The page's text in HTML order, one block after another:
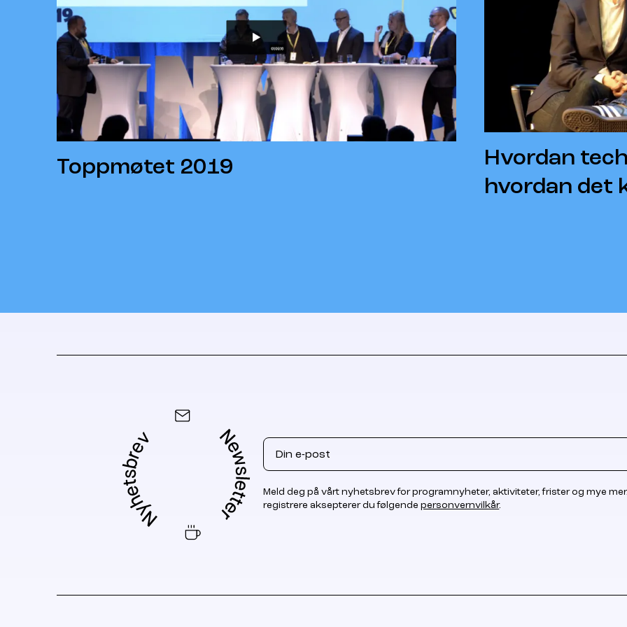
Toppmøtet 2019
Hvordan
hvordan det
Email
Meld deg på vårt nyhetsbrev for programnyheter, aktiviteter, frister og mye
registrere aksepterer du følgendepersonvernvilkår.